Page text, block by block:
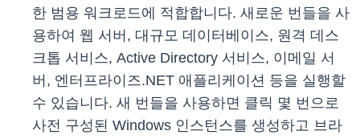
한 범용 워크로드에 적합합니다. 새로운 번들을 사
용하여 웹 서버, 대규모 데이터베이스, 원격 데스
크톱 서비스, Active Directory 서비스, 이메일 서
버, 엔터프라이즈.NET 애플리케이션 등을 실행할
수 있습니다. 새 번들을 사용하면 클릭 몇 번으로
사전 구성된 Windows 인스턴스를 생성하고 브라